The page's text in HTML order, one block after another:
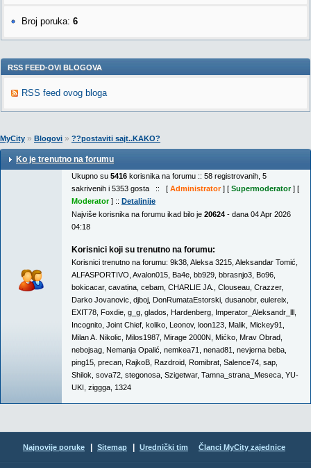
Broj poruka: 6
RSS FEED-OVI BLOGOVA
RSS feed ovog bloga
MyCity » Blogovi » ??postaviti sajt..KAKO?
Ko je trenutno na forumu
Ukupno su 5416 korisnika na forumu :: 58 registrovanih, 5
sakrivenih i 5353 gosta :: [ Administrator] [ Supermoderator] [
Moderator] :: Detaljnije
Najviše korisnika na forumu ikad bilo je 20624 - dana 04 Apr 2026
04:18
Korisnici koji su trenutno na forumu:
Korisnici trenutno na forumu: 9k38 Aleksa 3215 Aleksandar Tomić
ALFASPORTIVO Avalon015 Ba4e bb929 bbrasnjo3 Bo96
bokicacar, cavatina cebam CHARLIE JA. Clouseau Crazzer,
Darko Jovanovic djboj DonRumataEstorski dusanobr, eulereix
EXIT78 Foxdie g_g glados Hardenberg Imperator_Aleksandr_lll
Incognito Joint Chief koliko Leonov, loon123 Malik Mickey91
Milan A. Nikolic Milos1987 Mirage 2000N Mićko Mrav Obrad
nebojsag Nemanja Opalić nemkea71 nenad81 nevjerna beba
ping15 precan RajkoB Razdroid Romibrat Salence74 sap
Shilok sova72 stegonosa Szigetwar, Tamna_strana_Meseca YU-
UKI ziggga 1324
Najnovije poruke Sitemap Urednički tim Članci MyCity zajednice